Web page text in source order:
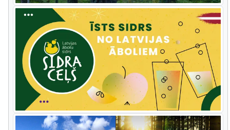
plāni un ieceres – pat Austrālijas
kolonizācija! Taču hercoga Jēkaba laiks
ir lielu pārmaiņu laiks Latvijas zemēs, un
tas nav palicis nepamanīts, tāpat kā
lielais hercoga Jēkaba veikums pavisam
nelielā Eiropas zemes gabaliņā. Tas
pierāda, ka, gudri saimniekojot, var tālu
tikt.